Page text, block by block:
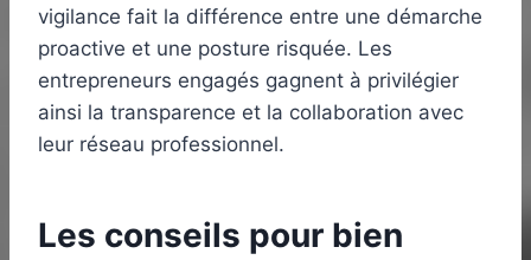
vigilance fait la différence entre une démarche
proactive et une posture risquée. Les
entrepreneurs engagés gagnent à privilégier
ainsi la transparence et la collaboration avec
leur réseau professionnel.
Les conseils pour bien